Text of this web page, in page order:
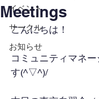
イベント
サークル
お知らせ
Meetings
こんにちは！
コミュニティマネ
す(^▽^)/